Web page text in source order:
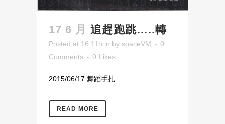
17 6 月 追趕跑跳…..轉
Posted at 16:11h in by spaceVM
0
Comments
0 Likes
2015/06/17 舞蹈手扎...
READ MORE